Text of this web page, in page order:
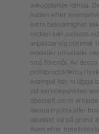
avkopplande känsla.
huden efter
extra bekvämlighet
rocken kan justeras
anpassar sig optimalt
modeller utrustade
små föremål. Av
profilprodukterna i
exempel kan ni lägga
vid servicepunkten
Speciellt om ni
denna tryckta eller
idealiskt val på grund
Även efter